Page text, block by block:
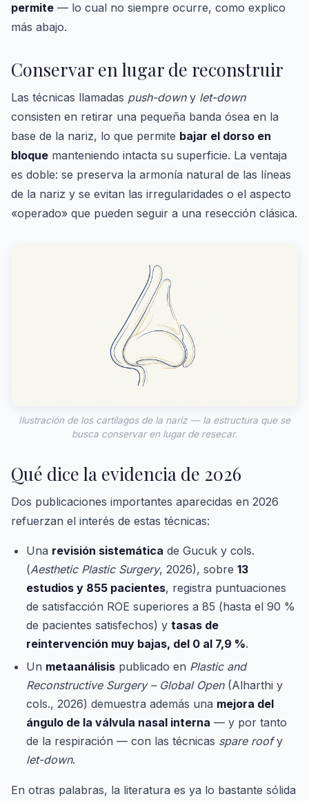
permite — lo cual no siempre ocurre, como explico
más abajo.
Conservar en lugar de reconstruir
Las técnicas llamadas push-downy let-down
consisten en retirar una pequeña banda ósea en la
base de la nariz, lo que permite bajar el dorso en
bloque manteniendo intacta su superficie. La ventaja
es doble: se preserva la armonía natural de las líneas
de la nariz y se evitan las irregularidades o el aspecto
«operado» que pueden seguir a una resección clásica.
Ilustración de los cartílagos de la nariz — la estructura que se
busca conservar en lugar de resecar.
Qué dice la evidencia de 2026
Dos publicaciones importantes aparecidas en 2026
refuerzan el interés de estas técnicas:
Una revisión sistemática de Gucuk y cols.
(Aesthetic Plastic Surgery, 2026), sobre13
estudios y 855 pacientes, registra puntuaciones
de satisfacción ROE superiores a 85 (hasta el 90 %
de pacientes satisfechos) ytasas de
reintervención muy bajas, del 0 al 7,9 %.
Un metaanálisis publicado en Plastic and
Reconstructive Surgery – Global Open(Alharthi y
cols., 2026) demuestra además una mejora del
ángulo de la válvula nasal interna — y por tanto
de la respiración — con las técnicas spare roofy
let-down.
En otras palabras, la literatura es ya lo bastante sólida